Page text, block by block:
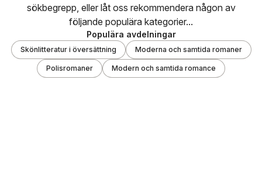
sökbegrepp, eller låt oss rekommendera någon av
följande populära kategorier...
Populära avdelningar
Skönlitteratur i översättning Moderna och samtida romaner
Polisromaner Modern och samtida romance